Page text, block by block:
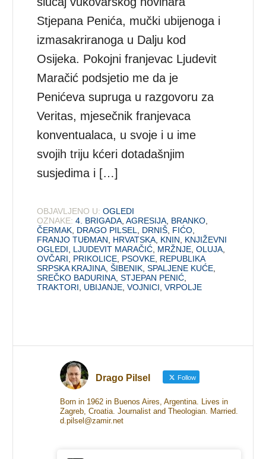
Stjepana Penića, mučki ubijenoga i
izmasakriranoga u Dalju kod
Osijeka. Pokojni franjevac Ljudevit
Maračić podsjetio me da je
Penićeva supruga u razgovoru za
Veritas, mjesečnik franjevaca
konventualaca, u svoje i u ime
svojih triju kćeri dotadašnjim
susjedima i […]
OBJAVLJENO U: OGLEDI
OZNAKE: 4. BRIGADA ,AGRESIJA BRANKO
ČERMAK DRAGO PILSEL DRNIŠ FIĆO
FRANJO TUĐMAN
HRVATSKA KNIN
KNJIŽEVNI
OGLEDI
LJUDEVIT MARAČIĆ MRŽNJE ,OLUJA
OVČARI
PRIKOLICE PSOVKE REPUBLIKA
SRPSKA KRAJINA ,ŠIBENIK ,SPALJENE KUĆE
SREČKO BADURINA ,STJEPAN PENIĆ
TRAKTORI
UBIJANJE ,VOJNICI ,VRPOLJE
Drago Pilsel Follow
Born in 1962 in Buenos Aires, Argentina. Lives in
Zagreb, Croatia. Journalist and Theologian. Married.
d.pilsel@zamir.net